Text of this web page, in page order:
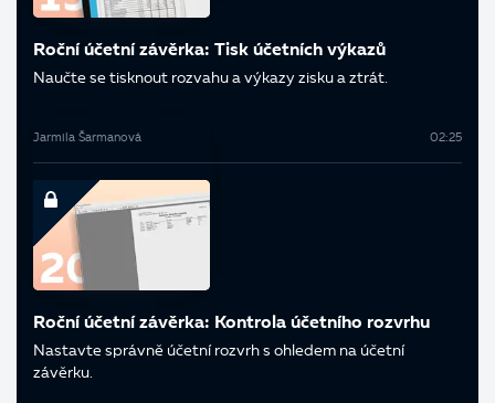
Roční účetní závěrka: Tisk účetních výkazů
Naučte se tisknout rozvahu a výkazy zisku a ztrát.
Jarmila Šarmanová 02:25
Roční účetní závěrka: Kontrola účetního rozvrhu
Nastavte správně účetní rozvrh s ohledem na účetní
závěrku.